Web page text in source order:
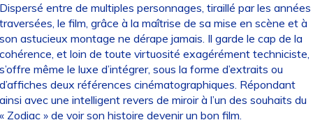
entre de multiples personnages, tiraillé par les années
le film, grâce à la maîtrise de sa mise en scène et à
astucieux montage ne dérape jamais. Il garde le cap de la
et loin de toute virtuosité exagérément techniciste,
même le luxe d’intégrer, sous la forme d’extraits ou
deux références cinématographiques. Répondant
avec une intelligent revers de miroir à l’un des souhaits du
Zodiac » de voir son histoire devenir un bon film.